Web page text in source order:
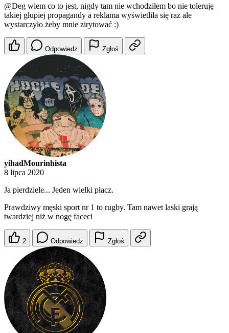
@Deg wiem co to jest, nigdy tam nie wchodziłem bo nie toleruję
takiej głupiej propagandy a reklama wyświetliła się raz ale
wystarczyło żeby mnie zirytować :)
Odpowiedz Zgłoś
yihadMourinhista
8 lipca 2020
Ja pierdziele... Jeden wielki płacz.
Prawdziwy męski sport nr 1 to rugby. Tam nawet laski grają
twardziej niż w nogę faceci
2 Odpowiedz Zgłoś